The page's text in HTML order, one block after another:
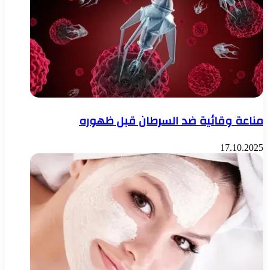
مناعة وقائية ضد السرطان قبل ظهوره
17.10.2025